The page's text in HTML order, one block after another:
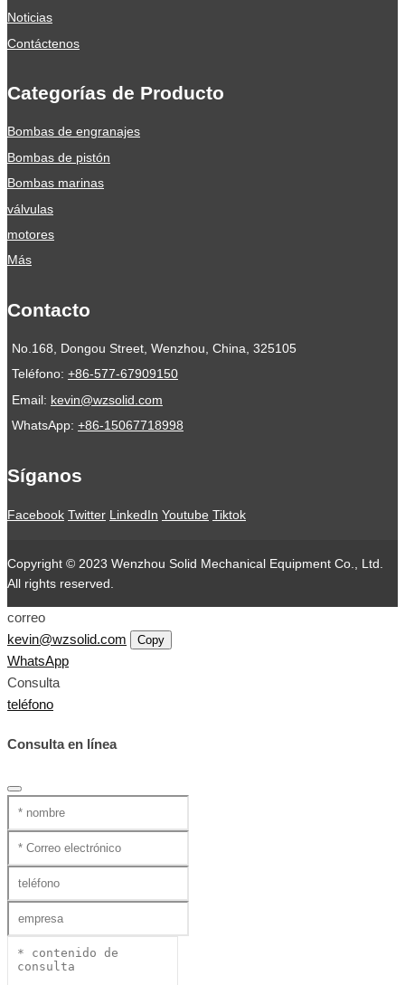
Noticias
Contáctenos
Categorías de Producto
Bombas de engranajes
Bombas de pistón
Bombas marinas
válvulas
motores
Más
Contacto
No.168, Dongou Street, Wenzhou, China, 325105
Teléfono: +86-577-67909150
Email: kevin@wzsolid.com
WhatsApp: +86-15067718998
Síganos
Facebook Twitter LinkedIn Youtube Tiktok
Copyright © 2023 Wenzhou Solid Mechanical Equipment Co., Ltd.
All rights reserved.
correo
kevin@wzsolid.com
Copy
WhatsApp
Consulta
teléfono
Consulta en línea